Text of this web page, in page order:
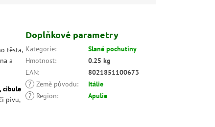
těsta,
a
cibule
pivu,
Doplňkové parametry
Kategorie:
Slané pochutiny
Hmotnost:
0.25 kg
EAN:
8021851100673
? Země původu:
Itálie
?
Region: Apulie